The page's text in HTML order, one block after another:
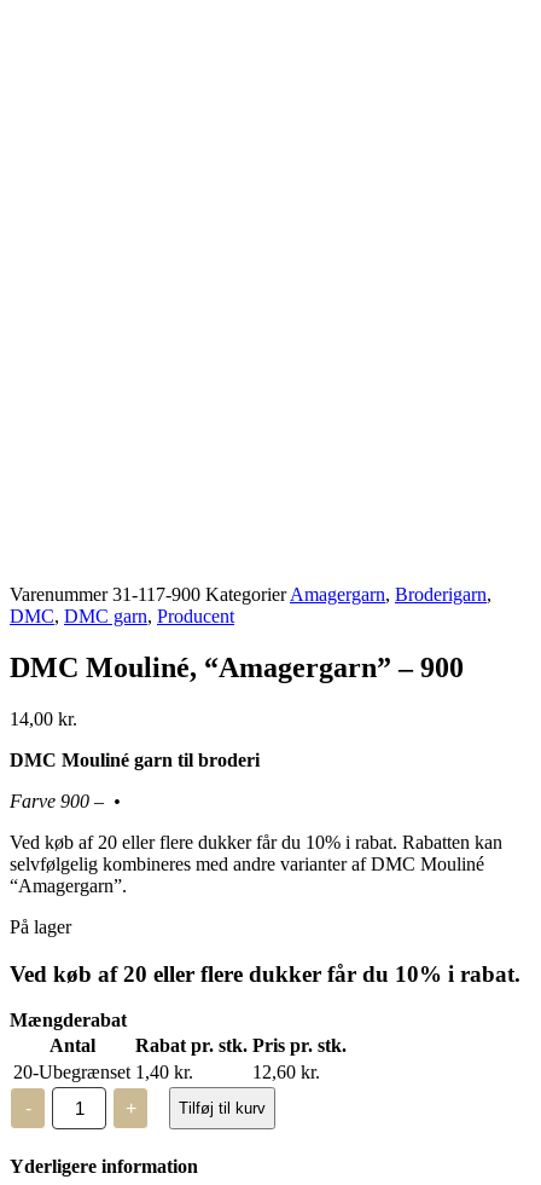
Varenummer31-117-900 Kategorier Amagergarn, Broderigarn,
DMC, DMC garn, Producent
DMC Mouliné, “Amagergarn” – 900
14,00 kr.
DMC Mouliné garn til broderi
Farve 900 – •
Ved køb af 20 eller flere dukker får du 10% i rabat. Rabatten kan
selvfølgelig kombineres med andre varianter af DMC Mouliné
“Amagergarn”.
På lager
Ved køb af 20 eller flere dukker får du 10% i rabat.
Mængderabat
Antal
Rabat pr. stk. Pris pr. stk.
20-Ubegrænset 1,40 kr. 12,60 kr.
-
DMC
Mouliné,
“Amagergarn”
900
+ Tilføj til kurv
Yderligere information